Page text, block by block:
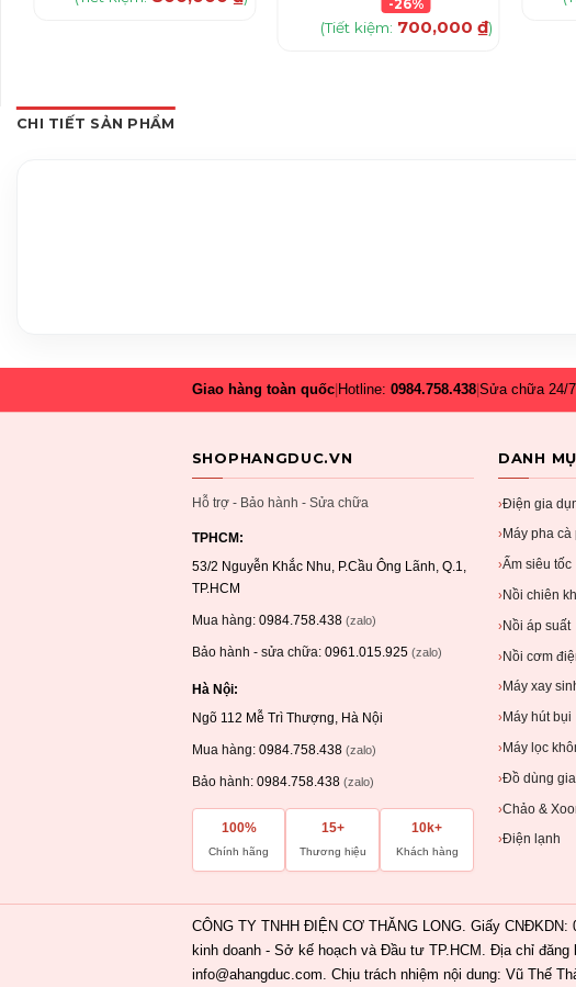
-26%
(Tiết kiệm: 700,000 ₫)
CHI TIẾT SẢN PHẨM
Giao hàng toàn quốc|Hotline: 0984.758.438|Sửa chữa 24/
SHOPHANGDUC.VN
Hỗ trợ - Bảo hành - Sửa chữa
TPHCM:
53/2 Nguyễn Khắc Nhu, P.Cầu Ông Lãnh, Q.1,
TP.HCM
Mua hàng: 0984.758.438 (zalo)
Bảo hành - sửa chữa: 0961.015.925 (zalo)
Hà Nội:
Ngõ 112 Mễ Trì Thượng, Hà Nội
Mua hàng: 0984.758.438 (zalo)
Bảo hành: 0984.758.438 (zalo)
100%
Chính hãng
15+
Thương hiệu
10k+
Khách hàng
DANH
›Điện gia
› Máy pha cà
›Ấm siêu tốc
› Nồi chiên
›Nồi áp suất
›Nồi cơm
› Máy xay
› Máy hút bụi
› Máy lọc
›Đồ dùng
›Chảo &
›Điện lạnh
CÔNG TY TNHH ĐIỆN CƠ THĂNG LONG. Giấy
kinh doanh - Sở kế hoạch và Đầu tư TP.HCM. Địa chỉ
info@ahangduc.com. Chịu trách nhiệm nội dung: Vũ Thế